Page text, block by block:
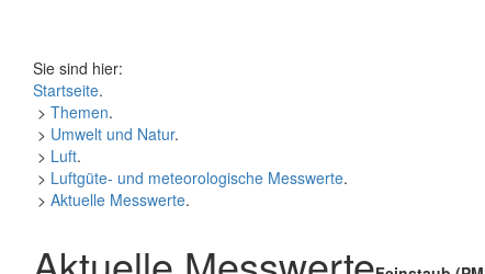
Sie sind hier:
Startseite.
> Themen.
> Umwelt und Natur.
> Luft.
> Luftgüte- und meteorologische Messwerte.
> Aktuelle Messwerte.